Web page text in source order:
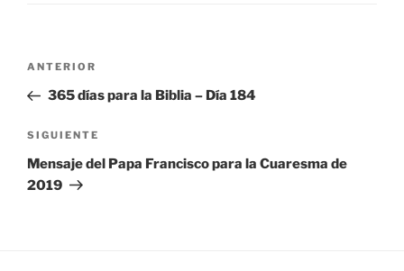
Navegación
entradas
Entrada
anterior:
ANTERIOR
365 días para la Biblia – Día 184
Siguiente
entrada
SIGUIENTE
Mensaje del Papa Francisco para la Cuaresma de
2019